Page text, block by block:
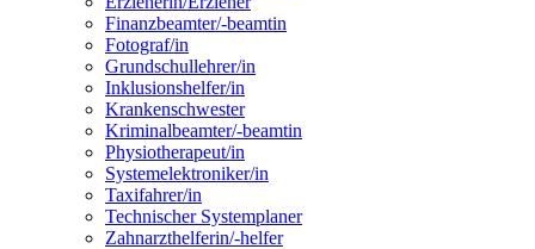
Finanzbeamter/-beamtin
Fotograf/in
Grundschullehrer/in
Inklusionshelfer/in
Krankenschwester
Kriminalbeamter/-beamtin
Physiotherapeut/in
Systemelektroniker/in
Taxifahrer/in
Technischer Systemplaner
Zahnarzthelferin/-helfer